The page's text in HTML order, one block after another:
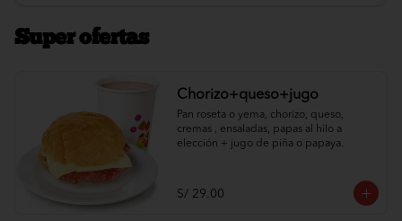
Super ofertas
Chorizo+queso+jugo
Pan roseta o yema, chorizo, queso,
cremas , ensaladas, papas al hilo a
elección + jugo de piña o papaya.
S/ 29.00